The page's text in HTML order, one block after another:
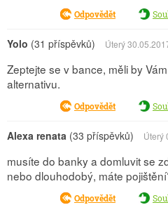
Odpovědět
Yolo (31 příspěvků) Úterý
Zeptejte se v bance, měli by
alternativu.
Odpovědět
Alexa renata (33 příspěvků) Úterý
musíte do banky a domluvit se
nebo dlouhodobý, máte
Odpovědět